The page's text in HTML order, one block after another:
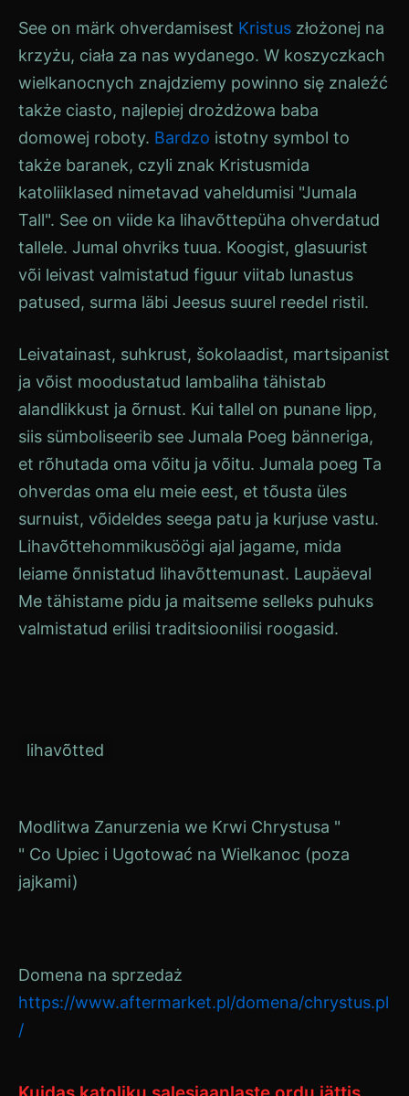
See on märk ohverdamisest Kristus złożonej na
krzyżu, ciała za nas wydanego. W koszyczkach
wielkanocnych znajdziemy powinno się znaleźć
także ciasto, najlepiej drożdżowa baba
domowej roboty. Bardzo istotny symbol to
także baranek, czyli znak Kristusmida
katoliiklased nimetavad vaheldumisi "Jumala
Tall". See on viide ka lihavõttepüha ohverdatud
tallele. Jumal ohvriks tuua. Koogist, glasuurist
või leivast valmistatud figuur viitab lunastus
patused, surma läbi Jeesus suurel reedel ristil.
Leivatainast, suhkrust, šokolaadist, martsipanist
ja võist moodustatud lambaliha tähistab
alandlikkust ja õrnust. Kui tallel on punane lipp,
siis sümboliseerib see Jumala Poeg bänneriga,
et rõhutada oma võitu ja võitu. Jumala poeg Ta
ohverdas oma elu meie eest, et tõusta üles
surnuist, võideldes seega patu ja kurjuse vastu.
Lihavõttehommikusöögi ajal jagame, mida
leiame õnnistatud lihavõttemunast. Laupäeval
Me tähistame pidu ja maitseme selleks puhuks
valmistatud erilisi traditsioonilisi roogasid.
lihavõtted
Navigeerimine
Modlitwa Zanurzenia we Krwi Chrystusa "
" Co Upiec i Ugotować na Wielkanoc (poza
jajkami)
Domena na sprzedaż
https://www.aftermarket.pl/domena/chrystus.pl
/